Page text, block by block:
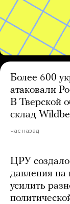
Более 600
атаковали
В Тверской
склад
час назад
ЦРУ
давления на
усилить